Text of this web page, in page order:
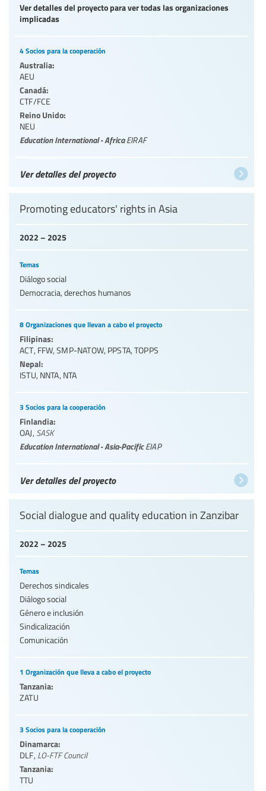
Ver detalles del proyecto para ver todas las organizaciones
implicadas
4 Socios para la cooperación
Australia:
AEU
Canadá:
CTF/FCE
Reino Unido:
NEU
Education International - AfricaEIRAF
Ver detalles del proyecto
2022 – 2025
Promoting educators' rights in Asia
Temas
Diálogo social
Democracia, derechos humanos
8 Organizaciones que llevan a cabo el proyecto
Filipinas:
ACT, FFW,SMP-NATOW, PPSTA,TOPPS
Nepal:
ISTU, NNTA, NTA
3 Socios para la cooperación
Finlandia:
OAJ, SASK
Education International - Asia-PacificEIAP
Ver detalles del proyecto
2022 – 2025
Social dialogue and quality education in Zanzibar
Temas
Derechos sindicales
Diálogo social
Género e inclusión
Sindicalización
Comunicación
1 Organización que lleva a cabo el proyecto
Tanzania:
ZATU
3 Socios para la cooperación
Dinamarca:
DLF, LO-FTF Council
Tanzania:
TTU